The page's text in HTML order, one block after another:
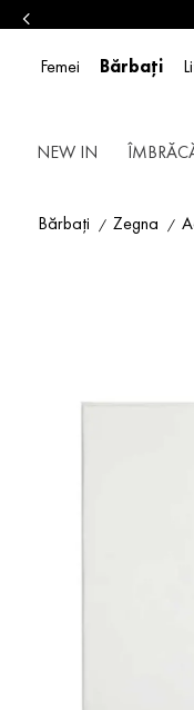
Femei Bărbați
NEW IN
Bărbați Zegna